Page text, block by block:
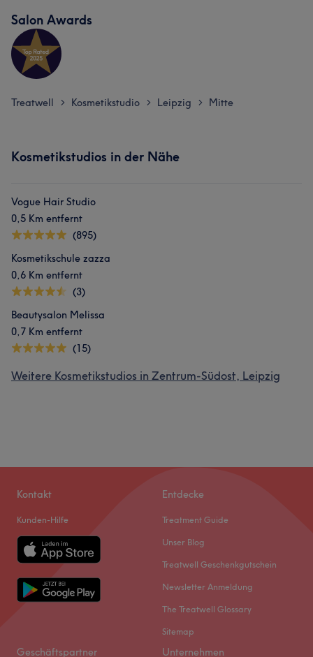
Salon Awards
Treatwell > Kosmetikstudio > Leipzig > Mitte
Kosmetikstudios in der Nähe
Vogue Hair Studio
0,5 Km entfernt
(895)
Kosmetikschule zazza
0,6 Km entfernt
(3)
Beautysalon Melissa
0,7 Km entfernt
(15)
Weitere Kosmetikstudios in Zentrum-Südost, Leipzig
Kontakt
Kunden-Hilfe
Entdecke
Treatment Guide
Unser Blog
Treatwell Geschenkgutschein
Newsletter Anmeldung
The Treatwell Glossary
Sitemap
Geschäftspartner Unternehmen